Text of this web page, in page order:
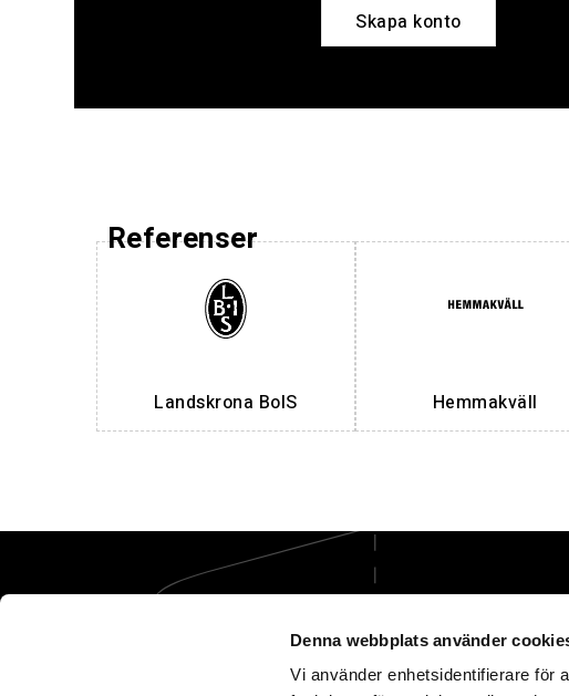
Denna webbplats använder
Vi använder enhetsidentifierare för
Skapa konto
Referenser
Landskrona BoIS Hemmakväll